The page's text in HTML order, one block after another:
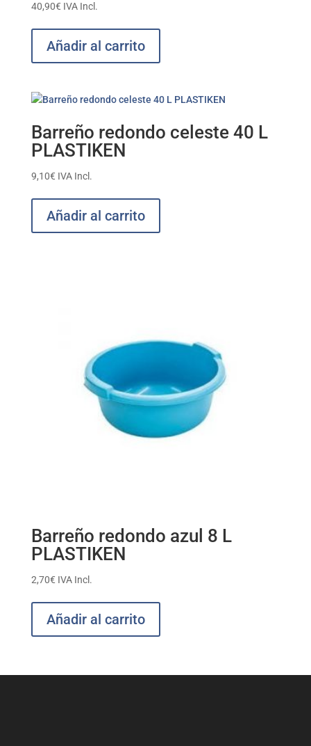
40,90€ IVA Incl.
Añadir al carrito
Barreño redondo celeste 40 L
PLASTIKEN
9,10€ IVA Incl.
Añadir al carrito
Barreño redondo azul 8 L
PLASTIKEN
2,70€ IVA Incl.
Añadir al carrito